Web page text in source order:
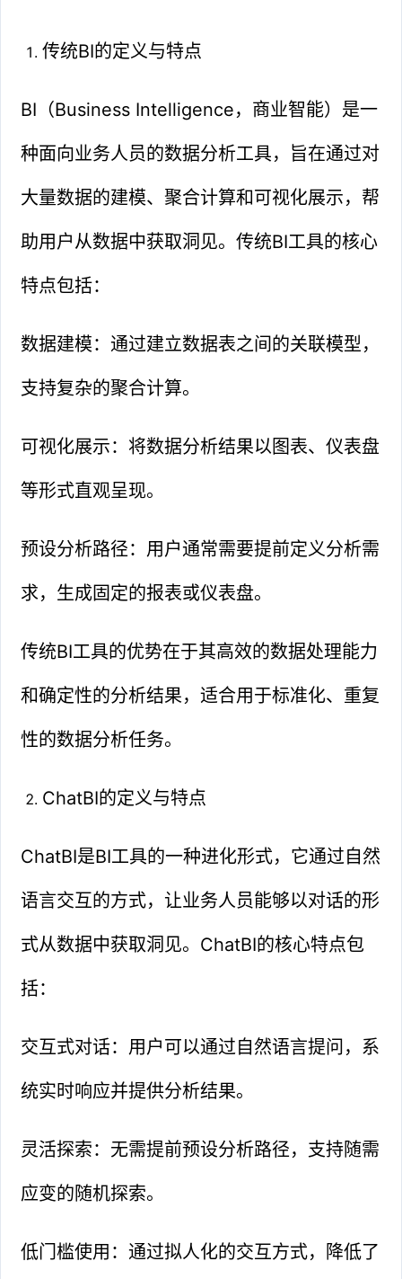
传统BI的定义与特点
BI（Business Intelligence，商业智能）是一
种面向业务人员的数据分析工具，旨在通过对
大量数据的建模、聚合计算和可视化展示，帮
助用户从数据中获取洞见。传统BI工具的核心
特点包括：
数据建模：通过建立数据表之间的关联模型，
支持复杂的聚合计算。
可视化展示：将数据分析结果以图表、仪表盘
等形式直观呈现。
预设分析路径：用户通常需要提前定义分析需
求，生成固定的报表或仪表盘。
传统BI工具的优势在于其高效的数据处理能力
和确定性的分析结果，适合用于标准化、重复
性的数据分析任务。
ChatBI的定义与特点
ChatBI是BI工具的一种进化形式，它通过自然
语言交互的方式，让业务人员能够以对话的形
式从数据中获取洞见。ChatBI的核心特点包
括：
交互式对话：用户可以通过自然语言提问，系
统实时响应并提供分析结果。
灵活探索：无需提前预设分析路径，支持随需
应变的随机探索。
低门槛使用：通过拟人化的交互方式，降低了